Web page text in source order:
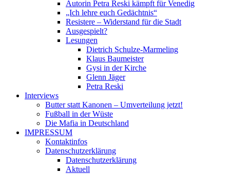
Autorin Petra Reski kämpft für Venedig
„Ich lehre euch Gedächtnis“
Resistere – Widerstand für die Stadt
Ausgespielt?
Lesungen
Dietrich Schulze-Marmeling
Klaus Baumeister
Gysi in der Kirche
Glenn Jäger
Petra Reski
Interviews
Butter statt Kanonen – Umverteilung jetzt!
Fußball in der Wüste
Die Mafia in Deutschland
IMPRESSUM
Kontaktinfos
Datenschutzerklärung
Datenschutzerklärung
Aktuell